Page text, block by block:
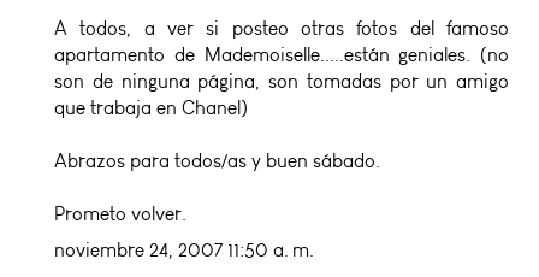
A todos, a ver si posteo otras fotos del famoso
apartamento de Mademoiselle.....están geniales. (no
son de ninguna página, son tomadas por un amigo
que trabaja en Chanel)
Abrazos para todos/as y buen sábado.
Prometo volver.
noviembre 24, 2007 11:50 a. m.